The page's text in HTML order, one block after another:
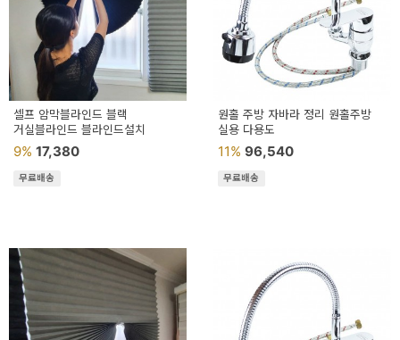
셀프 암막블라인드 블랙
거실블라인드 블라인드설치
9% 17,380
무료배송
원홀 주방 자바라 정리 원홀주방
실용 다용도
11% 96,540
무료배송